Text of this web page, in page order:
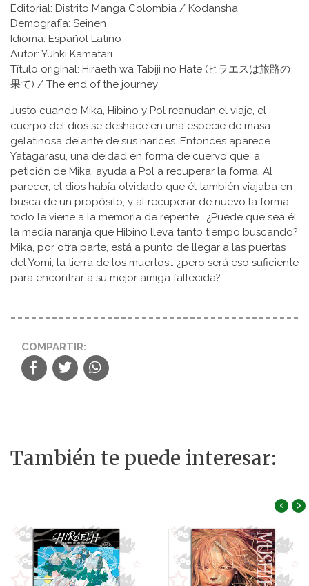
Editorial: Distrito Manga Colombia / Kodansha
Demografía: Seinen
Idioma: Español Latino
Autor: Yuhki Kamatari
Título original: Hiraeth wa Tabiji no Hate (ヒラエスは旅路の
果て) / The end of the journey
Justo cuando Mika, Hibino y Pol reanudan el viaje, el
cuerpo del dios se deshace en una especie de masa
gelatinosa delante de sus narices. Entonces aparece
Yatagarasu, una deidad en forma de cuervo que, a
petición de Mika, ayuda a Pol a recuperar la forma. Al
parecer, el dios había olvidado que él también viajaba en
busca de un propósito, y al recuperar de nuevo la forma
todo le viene a la memoria de repente… ¿Puede que sea él
la media naranja que Hibino lleva tanto tiempo buscando?
Mika, por otra parte, está a punto de llegar a las puertas
del Yomi, la tierra de los muertos… ¿pero será eso suficiente
para encontrar a su mejor amiga fallecida?
COMPARTIR:
También te puede interesar:
‹ ›